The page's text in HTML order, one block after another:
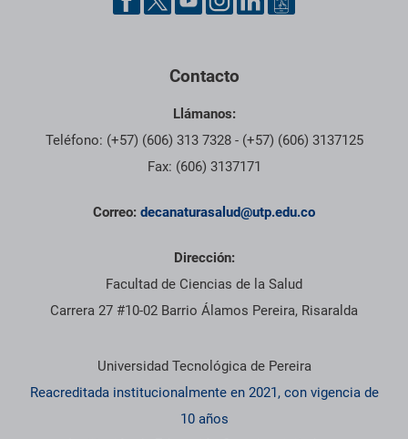
Contacto
Llámanos:
Teléfono: (+57) (606) 313 7328 - (+57) (606) 3137125
Fax: (606) 3137171
Correo: decanaturasalud@utp.edu.co
Dirección:
Facultad de Ciencias de la Salud
Carrera 27 #10-02 Barrio Álamos Pereira, Risaralda
Información institucional
Universidad Tecnológica de Pereira
Reacreditada institucionalmente en 2021, con vigencia de
10 años